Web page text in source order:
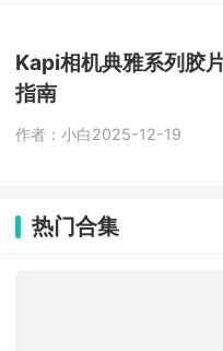
Kapi相机典雅系列胶
指南
作者：小白2025-12-19
热门合集